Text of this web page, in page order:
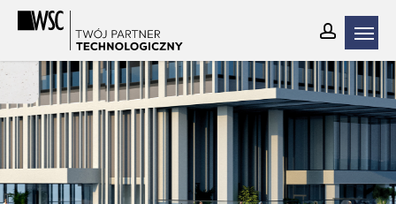
Skip
main
content